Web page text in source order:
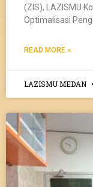
(ZIS), LAZISMU
Optimalisasi
READ MORE »
LAZISMU MEDAN